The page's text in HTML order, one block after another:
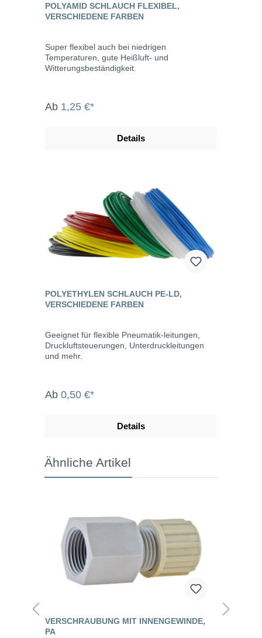
POLYAMID SCHLAUCH FLEXIBEL,
VERSCHIEDENE FARBEN
Super flexibel auch bei niedrigen
Temperaturen, gute Heißluft- und
Witterungsbeständigkeit.
Ab 1,25 €*
Details
POLYETHYLEN SCHLAUCH PE-LD,
VERSCHIEDENE FARBEN
Geeignet für flexible Pneumatik-leitungen,
Druckluftsteuerungen, Unterdruckleitungen
und mehr.
Ab 0,50 €*
Details
Ähnliche Artikel
VERSCHRAUBUNG MIT INNENGEWINDE,
PA